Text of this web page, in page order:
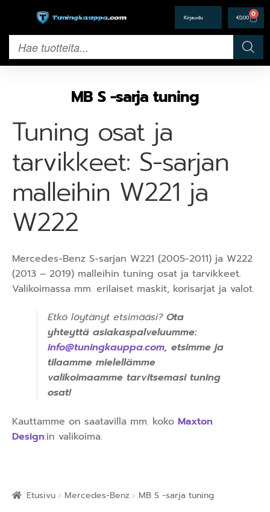
€0,00 0
MB S -sarja tuning
Tuning osat ja
tarvikkeet: S-sarjan
malleihin W221 ja
W222
Mercedes-Benz S-sarjan W221 (2005-2011) ja W222
(2013 – 2019) malleihin tuning osat ja tarvikkeet.
Valikoimassa mm. erilaiset maskit, korisarjat ja valot.
Etkö löytänyt etsimääsi? Ota
yhteyttä asiakaspalveluumme:
info@tuningkauppa.com, etsimme ja
tilaamme mielellämme
valikoimaamme tarvitsemasi tuning
osat!
Kauttamme on saatavilla mm. koko Maxton
Design:in valikoima.
Etusivu Mercedes-Benz MB S -sarja tuning